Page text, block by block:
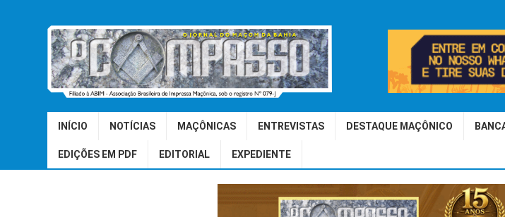
INÍCIO NOTÍCIAS MAÇÔNICAS ENTREVISTAS DESTAQUE MAÇÔNICO
EDIÇÕES EM PDF EDITORIAL EXPEDIENTE